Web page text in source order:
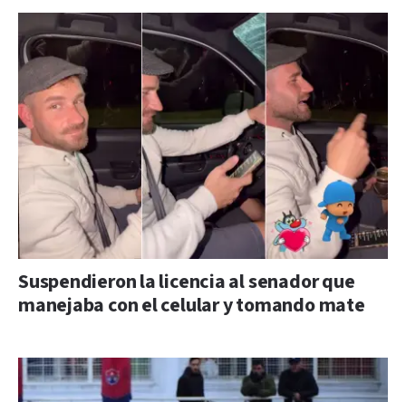
Suspendieron la licencia al senador que
manejaba con el celular y tomando mate